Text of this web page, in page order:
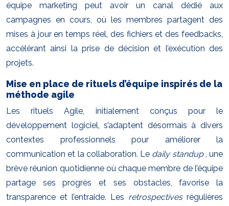
équipe marketing peut avoir un canal dédié aux
campagnes en cours, où les membres partagent des
mises à jour en temps réel, des fichiers et des feedbacks,
accélérant ainsi la prise de décision et l’exécution des
projets.
Mise en place de rituels d’équipe inspirés de la
méthode agile
Les rituels Agile, initialement conçus pour le
développement logiciel, s’adaptent désormais à divers
contextes professionnels pour améliorer la
communication et la collaboration. Le daily standup, une
brève réunion quotidienne où chaque membre de l’équipe
partage ses progrès et ses obstacles, favorise la
transparence et l’entraide. Les retrospectives régulières